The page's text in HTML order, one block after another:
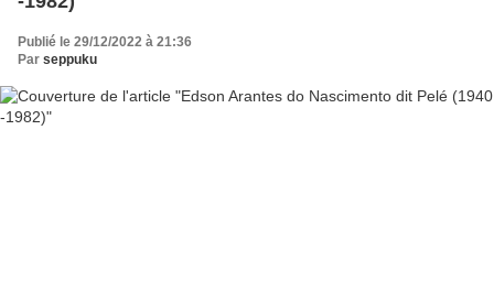
Publié le 29/12/2022 à 21:36
Par seppuku